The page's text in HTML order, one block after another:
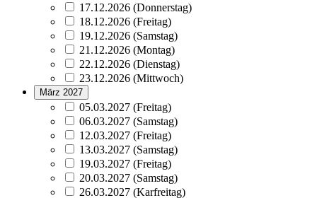
17.12.2026 (Donnerstag)
18.12.2026 (Freitag)
19.12.2026 (Samstag)
21.12.2026 (Montag)
22.12.2026 (Dienstag)
23.12.2026 (Mittwoch)
März 2027
05.03.2027 (Freitag)
06.03.2027 (Samstag)
12.03.2027 (Freitag)
13.03.2027 (Samstag)
19.03.2027 (Freitag)
20.03.2027 (Samstag)
26.03.2027 (Karfreitag)